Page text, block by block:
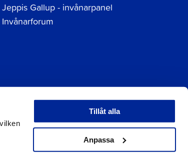
Tillåt alla
Anpassa
Jeppis Gallup - invånarpanel
Invånarforum